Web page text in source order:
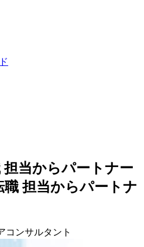
担当からパートナー
職 担当からパートナ
コンサルタント